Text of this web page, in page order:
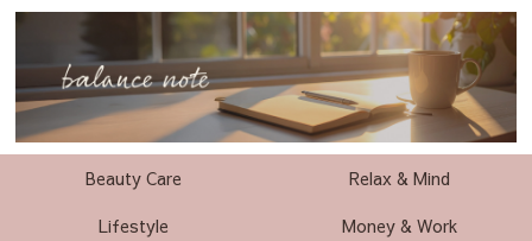
Beauty Care
Relax & Mind
Lifestyle
Money & Work